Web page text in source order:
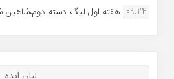
09:24 هفته اول لیگ دسته دوم،شاهین
لیان ایده